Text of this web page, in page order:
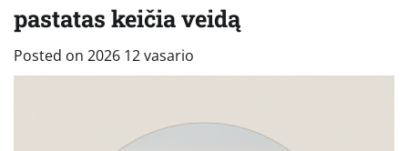
pastatas keičia veidą
Posted on 2026 12 vasario